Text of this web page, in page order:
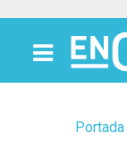
Portada